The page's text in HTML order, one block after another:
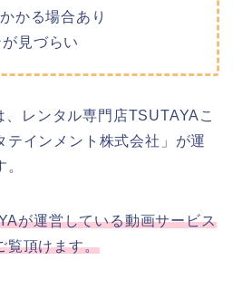
かる場合あり
見づらい
レンタル専門店TSUTAYAこ
テインメント株式会社」が運
が運営している動画サービス
覧頂けます。